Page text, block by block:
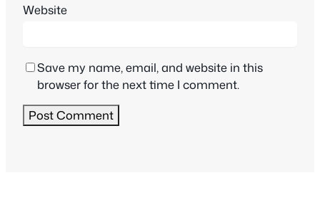
Website
Save my name, email, and website in this
browser for the next time I comment.